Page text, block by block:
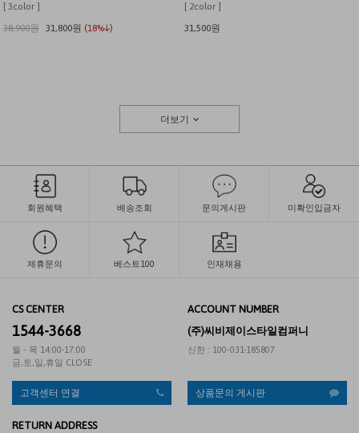
[ 3color ]
38,900원 31,800원 (18%↓)
[ 2color ]
31,500원
더보기
회원혜택 배송조회 문의게시판 미확인입금자
제휴문의 베스트100 인재채용
CS CENTER
1544-3668
월 - 목 14:00-17:00
금,토,일,휴일 CLOSE
ACCOUNT NUMBER
(주)씨비제이스타일컴퍼니
신한 : 100-031-185807
고객센터 연결 상품문의 게시판
RETURN ADDRESS